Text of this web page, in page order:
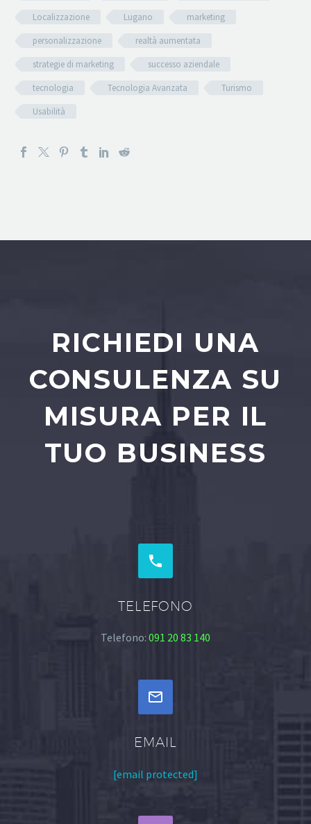
Localizzazione
Lugano
marketing
personalizzazione
realtà aumentata
strategie di marketing
successo aziendale
tecnologia
Tecnologia Avanzata
Turismo
Usabilità
RICHIEDI UNA
CONSULENZA SU
MISURA PER IL
TUO BUSINESS


TELEFONO
Telefono: 091 20 83 140


EMAIL
[email protected]